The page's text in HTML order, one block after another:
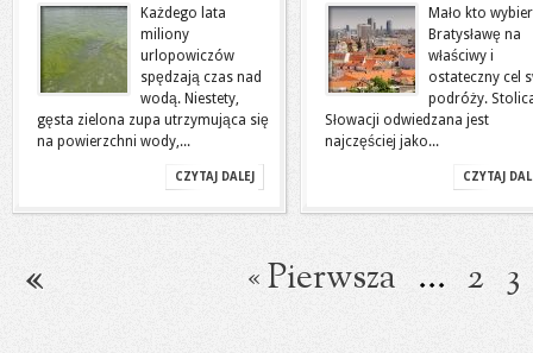
Każdego lata
miliony
urlopowiczów
spędzają czas nad
wodą. Niestety,
gęsta zielona zupa utrzymująca się
na powierzchni wody,...
CZYTAJ DALEJ
Mało kto
Bratysławę na
właściwy i
ostateczny cel
podróży.
Słowacji odwiedzana jest
najczęściej jako...
CZYTAJ
« Pierwsza ... 2 3